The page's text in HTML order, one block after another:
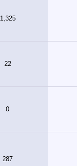
1,325
22
0
287